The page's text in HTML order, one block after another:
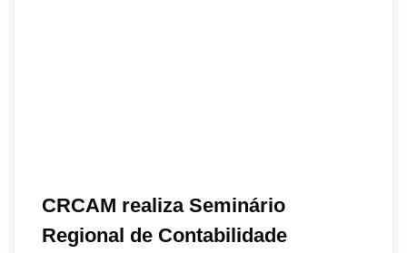
CRCAM realiza Seminário
Regional de Contabilidade